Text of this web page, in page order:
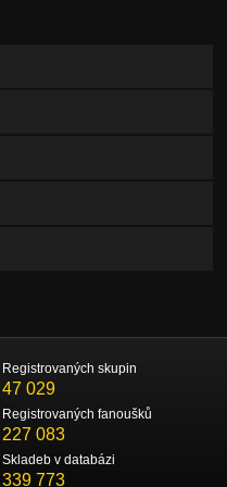
Registrovaných skupin
47 029
Registrovaných fanoušků
227 083
Skladeb v databázi
339 773